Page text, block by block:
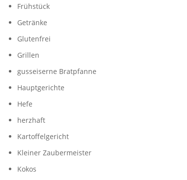
Frühstück
Getränke
Glutenfrei
Grillen
gusseiserne Bratpfanne
Hauptgerichte
Hefe
herzhaft
Kartoffelgericht
Kleiner Zaubermeister
Kokos